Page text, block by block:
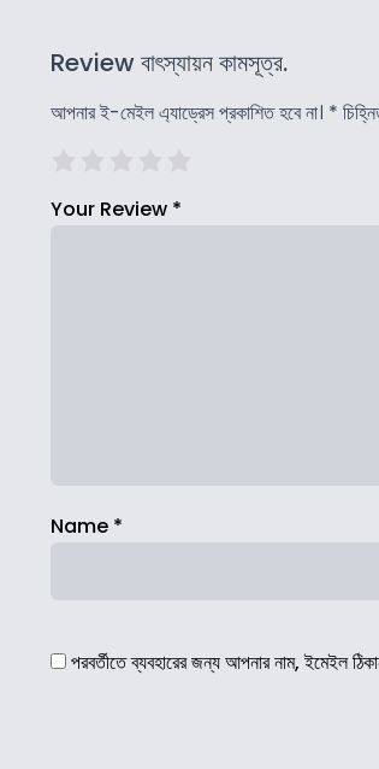
Review বাৎস্যায়ন কামসূত্র.
আপনার ই-মেইল এ্যাড্রেস প্রকাশিত হবে না। *
Your Review *
Name *
পরবর্তীতে ব্যবহারের জন্য আপনার নাম, ইমেইল